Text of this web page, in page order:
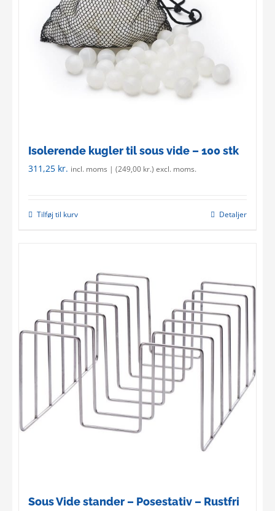
Isolerende kugler til sous vide – 100 stk
311,25 kr. incl. moms | (249,00 kr.) excl. moms.
Tilføj til kurv Detaljer
Sous Vide stander – Posestativ – Rustfri